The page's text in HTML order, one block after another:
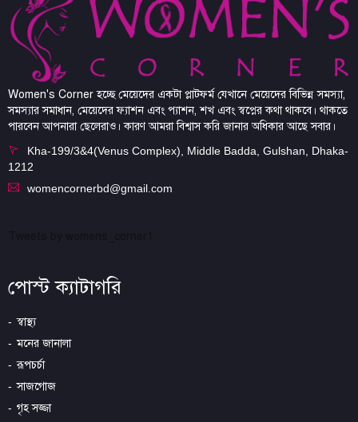
Women's Corner হচ্ছে মেয়েদের একটা প্লাটফর্ম যেখানে মেয়েদের বিভিন্ন সমস্যা,
সমস্যার সমাধান, মেয়েদের ফ্যাশন এবং প্যাশন, শখ এবং স্বপ্নের কথা থাকবে। থাকতে
পারবেন আপনারা ছেলেরাও। কারণ আমরা বিশ্বাস করি জানার অধিকার আছে সবার।
Kha-199/3&4(Venus Complex), Middle Badda, Gulshan, Dhaka-
1212
womencornerbd@gmail.com
পোস্ট ক্যাটাগরি
স্বাস্থ্য
মনের জানালা
রূপচর্চা
সাজগোজ
গৃহ সজ্জা